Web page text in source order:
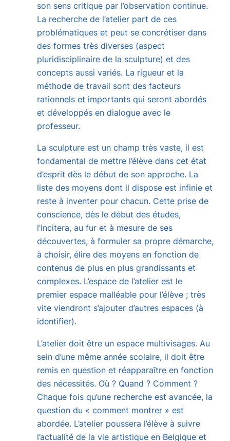
son sens critique par l’observation continue.
La recherche de l’atelier part de ces
problématiques et peut se concrétiser dans
des formes très diverses (aspect
pluridisciplinaire de la sculpture) et des
concepts aussi variés. La rigueur et la
méthode de travail sont des facteurs
rationnels et importants qui seront abordés
et développés en dialogue avec le
professeur.
La sculpture est un champ très vaste, il est
fondamental de mettre l’élève dans cet état
d’esprit dès le début de son approche. La
liste des moyens dont il dispose est infinie et
reste à inventer pour chacun. Cette prise de
conscience, dès le début des études,
l’incitera, au fur et à mesure de ses
découvertes, à formuler sa propre démarche,
à choisir, élire des moyens en fonction de
contenus de plus en plus grandissants et
complexes. L’espace de l’atelier est le
premier espace malléable pour l’élève ; très
vite viendront s’ajouter d’autres espaces (à
identifier).
L’atelier doit être un espace multivisages. Au
sein d’une même année scolaire, il doit être
remis en question et réapparaître en fonction
des nécessités. Où ? Quand ? Comment ?
Chaque fois qu’une recherche est avancée, la
question du « comment montrer » est
abordée. L’atelier poussera l’élève à suivre
l’actualité de la vie artistique en Belgique et